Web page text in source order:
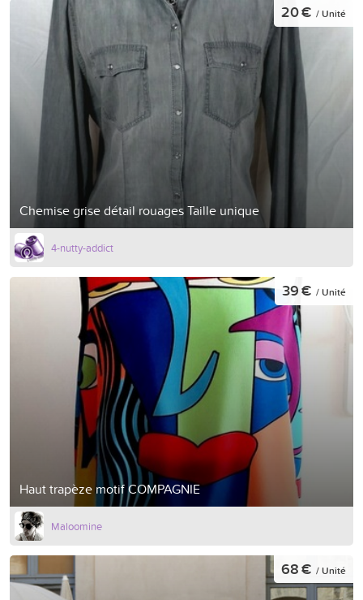
Chemise grise détail rouages Taille unique
20 € / Unité
4-nutty-addict
Haut trapèze motif COMPAGNIE
39 € / Unité
Maloomine
68 € / Unité